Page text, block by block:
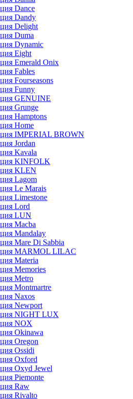
Dance
Dandy
Delight
Duma
Dynamic
Eight
Emerald Onix
Fables
Fourseasons
Funny
GENUINE
Grunge
Hamptons
Home
IMPERIAL BROWN
Jordan
Kavala
KINFOLK
KLEN
Lagom
Le Marais
Limestone
Lord
LUN
Macba
Mandalay
Mare Di Sabbia
MARMOL LILAC
Materia
Memories
Metro
Montmartre
Naxos
Newport
NIGHT LUX
NOX
Okinawa
Oregon
Ossidi
Oxford
Oxyd Jewel
Piemonte
Raw
Rivalto